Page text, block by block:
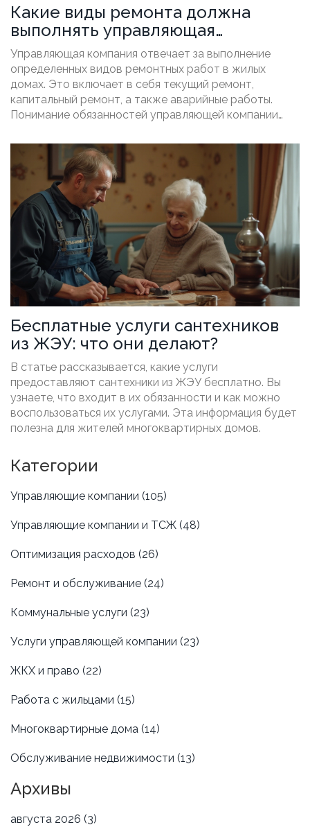
Какие виды ремонта должна
выполнять управляющая
компания?
Управляющая компания отвечает за выполнение
определенных видов ремонтных работ в жилых
домах. Это включает в себя текущий ремонт,
капитальный ремонт, а также аварийные работы.
Понимание обязанностей управляющей компании
с обслуживающей организацией и своевременно
решать возникающие проблемы.
Бесплатные услуги сантехников
из ЖЭУ: что они делают?
В статье рассказывается, какие услуги
предоставляют сантехники из ЖЭУ бесплатно. Вы
узнаете, что входит в их обязанности и как можно
воспользоваться их услугами. Эта информация будет
полезна для жителей многоквартирных домов.
Категории
Управляющие компании (105)
Управляющие компании и ТСЖ (48)
Оптимизация расходов (26)
Ремонт и обслуживание (24)
Коммунальные услуги (23)
Услуги управляющей компании (23)
ЖКХ и право (22)
Работа с жильцами (15)
Многоквартирные дома (14)
Обслуживание недвижимости (13)
Архивы
августа 2026 (3)